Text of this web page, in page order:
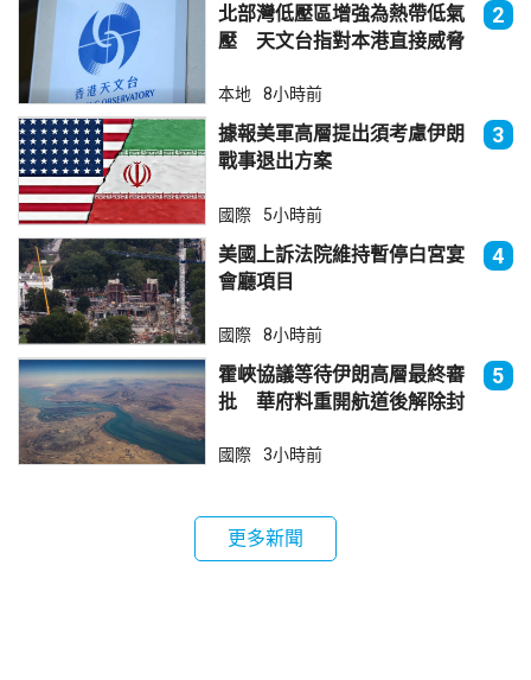
北部灣低壓區增強為熱帶低氣
壓 天文台指對本港直接威脅
2
本地 8小時前
據報美軍高層提出須考慮伊朗
戰事退出方案
3
國際 5小時前
美國上訴法院維持暫停白宮宴
會廳項目
4
國際 8小時前
霍峽協議等待伊朗高層最終審
批 華府料重開航道後解除封
5
國際 3小時前
更多新聞